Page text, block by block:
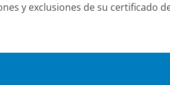
y exclusiones de su certificado